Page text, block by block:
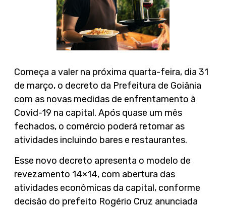
Começa a valer na próxima quarta-feira, dia 31
de março, o decreto da Prefeitura de Goiânia
com as novas medidas de enfrentamento à
Covid-19 na capital. Após quase um mês
fechados, o comércio poderá retomar as
atividades incluindo bares e restaurantes.
Esse novo decreto apresenta o modelo de
revezamento 14×14, com abertura das
atividades econômicas da capital, conforme
decisão do prefeito Rogério Cruz anunciada